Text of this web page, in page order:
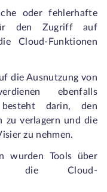
oder fehlerhafte
für den Zugriff auf
Cloud-Funktionen
die Ausnutzung von
ebenfalls
darin, den
zu verlagern und die
zu nehmen.
wurden Tools über
die Cloud-